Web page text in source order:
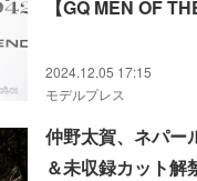
【GQ MEN OF
2024.12.05 17:15
モデルプレス
仲野太賀、ネパー
＆未収録カット解